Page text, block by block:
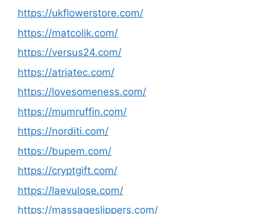
https://ukflowerstore.com/
https://matcolik.com/
https://versus24.com/
https://atriatec.com/
https://lovesomeness.com/
https://mumruffin.com/
https://norditi.com/
https://bupem.com/
https://cryptgift.com/
https://laevulose.com/
https://massageslippers.com/